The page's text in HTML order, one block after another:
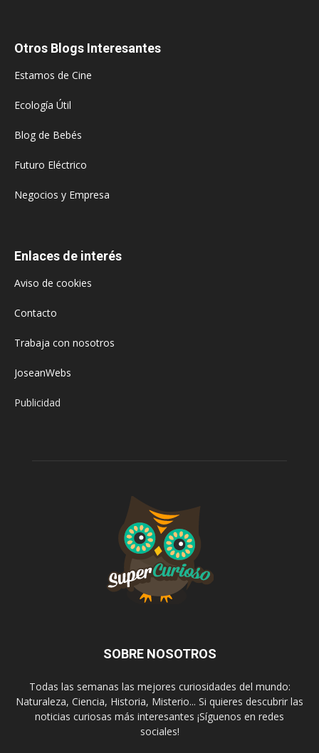
Otros Blogs Interesantes
Estamos de Cine
Ecología Útil
Blog de Bebés
Futuro Eléctrico
Negocios y Empresa
Enlaces de interés
Aviso de cookies
Contacto
Trabaja con nosotros
JoseanWebs
Publicidad
SOBRE NOSOTROS
Todas las semanas las mejores curiosidades del mundo:
Naturaleza, Ciencia, Historia, Misterio... Si quieres descubrir las
noticias curiosas más interesantes ¡Síguenos en redes
sociales!